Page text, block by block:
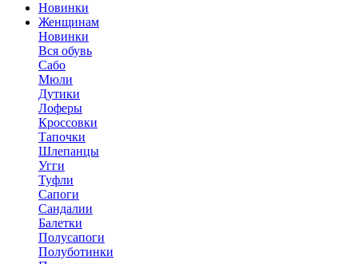
Новинки
Женщинам
Новинки
Вся обувь
Сабо
Мюли
Дутики
Лоферы
Кроссовки
Тапочки
Шлепанцы
Угги
Туфли
Сапоги
Сандалии
Балетки
Полусапоги
Полуботинки